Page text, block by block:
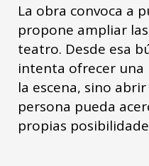
La obra convoca a
propone ampliar
teatro. Desde esa
intenta ofrecer una
la escena, sino
persona pueda
propias